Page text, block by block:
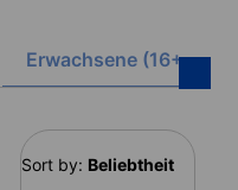
Erwachsene (16+)
Sort by: Beliebtheit